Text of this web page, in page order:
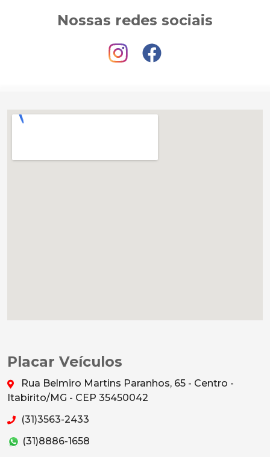
Nossas redes sociais
Placar Veículos
Rua Belmiro Martins Paranhos, 65 - Centro -
Itabirito/MG - CEP 35450042
(31)3563-2433
(31)8886-1658